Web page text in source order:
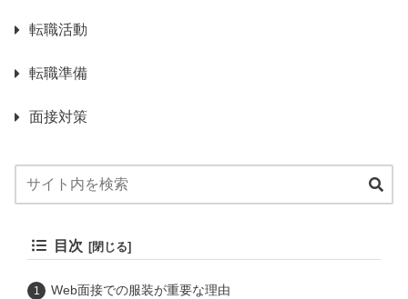
転職活動
転職準備
面接対策
目次
Web面接での服装が重要な理由